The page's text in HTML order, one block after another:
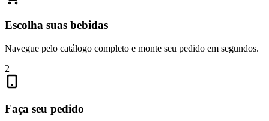
Escolha suas bebidas
Navegue pelo catálogo completo e monte seu pedido em segundos.
2
Faça seu pedido